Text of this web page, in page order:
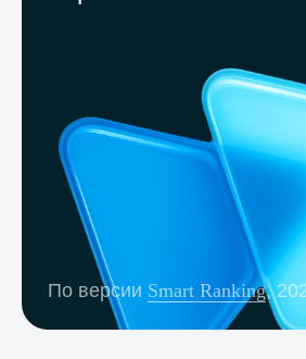
По версии Smart Ranking,